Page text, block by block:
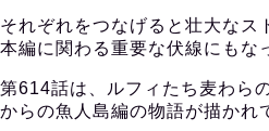
それぞれをつなげると壮大なス
本編に関わる重要な伏線にもな
第614話は、ルフィたち麦わら
からの魚人島編の物語が描かれ